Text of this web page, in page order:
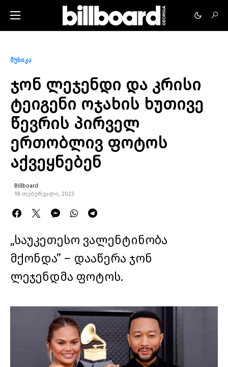
მუსიკა
ჯონ ლეჯენდი და კრისი
ტეიგენი ოჯახის ხუთივე
წევრის პირველ
ერთობლივ ფოტოს
აქვეყნებენ
Billboard
18 თებერვალი, 2023
„საუკეთესო ვალენტინობა
მქონდა” – დააწერა ჯონ
ლეჯენდმა ფოტოს.